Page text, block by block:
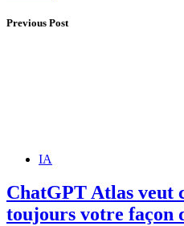
Previous Post
IA
ChatGPT Atlas veut
toujours votre façon